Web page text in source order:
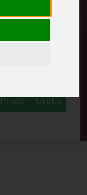
- Gratis